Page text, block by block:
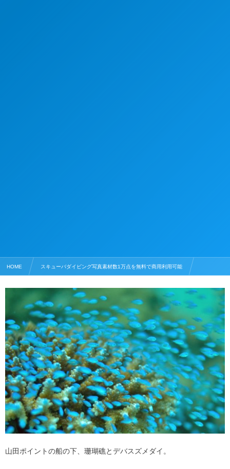
HOME スキューバダイビング写真素材数1万点を無料で商用利用可能
山田ポイントの船の下、珊瑚礁とデバスズメダイ。